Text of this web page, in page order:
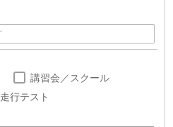
講習会／スクール
走行テスト